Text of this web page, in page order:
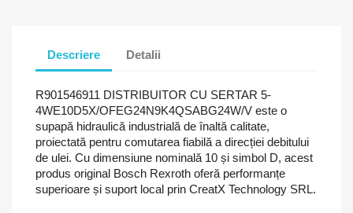
Descriere Detalii
R901546911 DISTRIBUITOR CU SERTAR 5-
4WE10D5X/OFEG24N9K4QSABG24W/V este o
supapă hidraulică industrială de înaltă calitate,
proiectată pentru comutarea fiabilă a direcției debitului
de ulei. Cu dimensiune nominală 10 și simbol D, acest
produs original Bosch Rexroth oferă performanțe
superioare și suport local prin CreatX Technology SRL.